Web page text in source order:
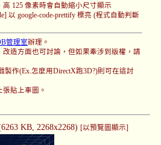
高 125 像素時會自動縮小尺寸顯示
以 google-code-prettify 標亮 (程式自動判斷
管理室辦理。
造方面也可討論，但如果牽涉到版權，請
製作(Ex.怎麼用DirectX跑3D?)則可在這討
貼上車圖。
KB, 2268x2268) [以預覽圖顯示]